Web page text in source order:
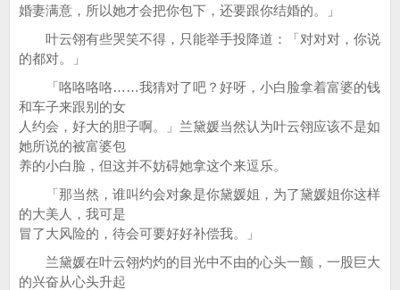
婚妻满意，所以她才会把你包下，还要跟你结婚的。」
叶云翎有些哭笑不得，只能举手投降道：「对对对，你说
的都对。」
「咯咯咯咯……我猜对了吧？好呀，小白脸拿着富婆的钱
和车子来跟别的女
人约会，好大的胆子啊。」兰黛媛当然认为叶云翎应该不是如
她所说的被富婆包
养的小白脸，但这并不妨碍她拿这个来逗乐。
「那当然，谁叫约会对象是你黛媛姐，为了黛媛姐你这样
的大美人，我可是
冒了大风险的，待会可要好好补偿我。」
兰黛媛在叶云翎灼灼的目光中不由的心头一颤，一股巨大
的兴奋从心头升起